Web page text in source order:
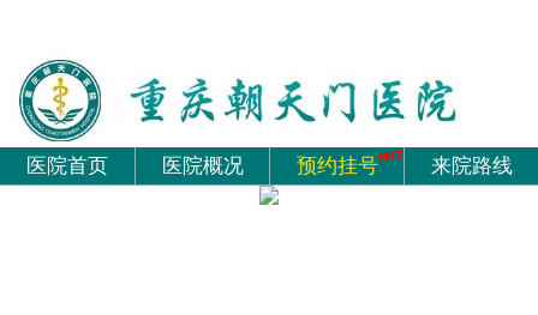
医院首页 医院概况 预约挂号 来院路线